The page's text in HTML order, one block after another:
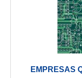
EMPRESAS